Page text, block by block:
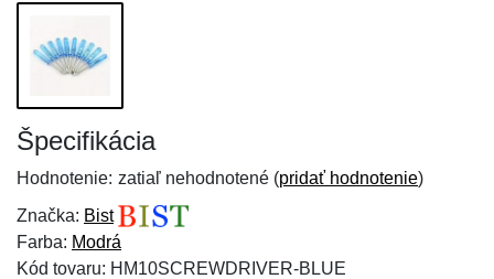
Špecifikácia
Hodnotenie: zatiaľ nehodnotené (pridať hodnotenie)
Značka: Bist
Farba: Modrá
Kód tovaru: HM10SCREWDRIVER-BLUE